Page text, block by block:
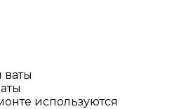
используются